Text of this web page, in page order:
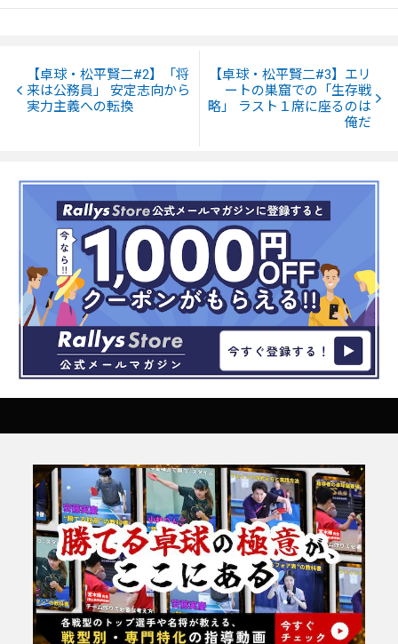
【卓球・松平賢二#2】「将
来は公務員」 安定志向から
実力主義への転換
【卓球・松平賢二#3】エリ
ートの巣窟での「生存戦
略」 ラスト１席に座るのは
俺だ